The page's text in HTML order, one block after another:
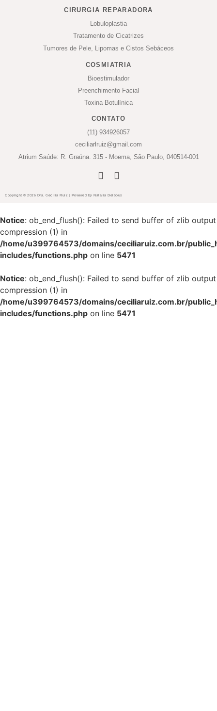
CIRURGIA REPARADORA
Lobuloplastia
Tratamento de Cicatrizes
Tumores de Pele, Lipomas e Cistos Sebáceos
COSMIATRIA
Bioestimulador
Preenchimento Facial
Toxina Botulínica
CONTATO
(11) 934926057
ceciliarlruiz@gmail.com
Atrium Saúde: R. Graúna. 315 - Moema, São Paulo, 040514-001
Copyright © 2026 Dra. Cecilia Ruiz | Powered by Natalia Delboux
Notice: ob_end_flush(): Failed to send buffer of zlib output
compression (1) in
/home/u399764573/domains/ceciliaruiz.com.br/
includes/functions.php on line 5471
Notice: ob_end_flush(): Failed to send buffer of zlib output
compression (1) in
/home/u399764573/domains/ceciliaruiz.com.br/
includes/functions.php on line 5471